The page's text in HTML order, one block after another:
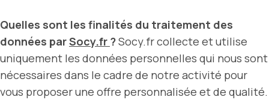
Quelles sont les finalités du traitement des
données parSocy.fr ?Socy.fr collecte et utilise
uniquement les données personnelles qui nous sont
nécessaires dans le cadre de notre activité pour
vous proposer une offre personnalisée et de qualité.